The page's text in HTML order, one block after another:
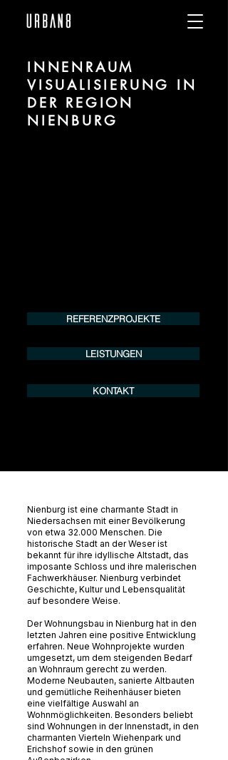
INNENRAUM
VISUALISIERUNG IN
DER REGION
NIENBURG
REFERENZPROJEKTE
LEISTUNGEN
KONTAKT
Nienburg ist eine charmante Stadt in
Niedersachsen mit einer Bevölkerung
von etwa 32.000 Menschen. Die
historische Stadt an der Weser ist
bekannt für ihre idyllische Altstadt, das
imposante Schloss und ihre malerischen
Fachwerkhäuser. Nienburg verbindet
Geschichte, Kultur und Lebensqualität
auf besondere Weise.
Der Wohnungsbau in Nienburg hat in den
letzten Jahren eine positive Entwicklung
erfahren. Neue Wohnprojekte wurden
umgesetzt, um dem steigenden Bedarf
an Wohnraum gerecht zu werden.
Moderne Neubauten, sanierte Altbauten
und gemütliche Reihenhäuser bieten
eine vielfältige Auswahl an
Wohnmöglichkeiten. Besonders beliebt
sind Wohnungen in der Innenstadt, in den
charmanten Vierteln Wiehenpark und
Erichshof sowie in den grünen